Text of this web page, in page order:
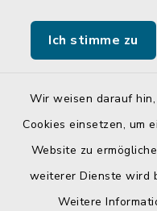
Ich stimme zu
Wir weisen darauf
Cookies einsetzen, um
Website zu
weiterer Dienste wird
Weitere
Landratsamt